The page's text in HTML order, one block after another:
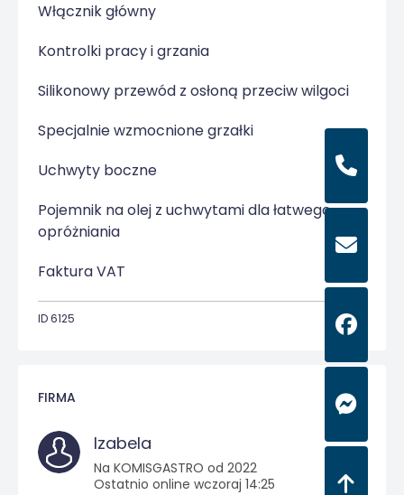
Włącznik główny
Kontrolki pracy i grzania
Silikonowy przewód z osłoną przeciw wilgoci
Specjalnie wzmocnione grzałki
Uchwyty boczne
Pojemnik na olej z uchwytami dla łatwego
opróżniania
Faktura VAT
ID 6125
FIRMA
Izabela
Na KOMISGASTRO od 2022
Ostatnio online wczoraj 14:25